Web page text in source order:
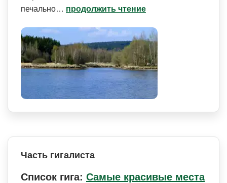
печально… продолжить чтение
Часть гигалиста
Список гига: Самые красивые места